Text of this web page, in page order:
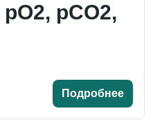
pCO2,
Подробнее